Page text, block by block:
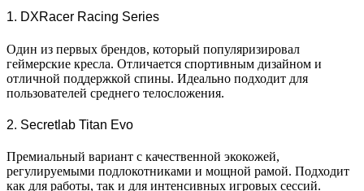
1. DXRacer Racing Series
Один из первых брендов, который популяризировал
геймерские кресла. Отличается спортивным дизайном и
отличной поддержкой спины. Идеально подходит для
пользователей среднего телосложения.
2. Secretlab Titan Evo
Премиальный вариант с качественной экокожей,
регулируемыми подлокотниками и мощной рамой. Подходит
как для работы, так и для интенсивных игровых сессий.